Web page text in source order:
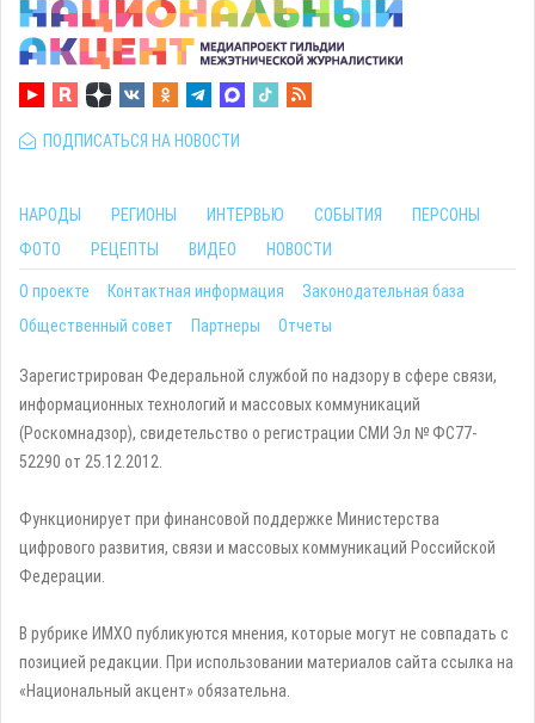
ПОДПИСАТЬСЯ НА НОВОСТИ
НАРОДЫ РЕГИОНЫ ИНТЕРВЬЮ СОБЫТИЯ
ПЕРСОНЫ
ФОТО
РЕЦЕПТЫ ВИДЕО НОВОСТИ
О проекте Контактная информация
Законодательная база
Общественный совет
Партнеры Отчеты
Зарегистрирован Федеральной службой по надзору в сфере связи,
информационных технологий и массовых коммуникаций
(Роскомнадзор), свидетельство о регистрации СМИ Эл № ФС77-
52290 от 25.12.2012.
Функционирует при финансовой поддержке Министерства
цифрового развития, связи и массовых коммуникаций Российской
Федерации.
В рубрике ИМХО публикуются мнения, которые могут не совпадать с
позицией редакции. При использовании материалов сайта ссылка на
«Национальный акцент» обязательна.